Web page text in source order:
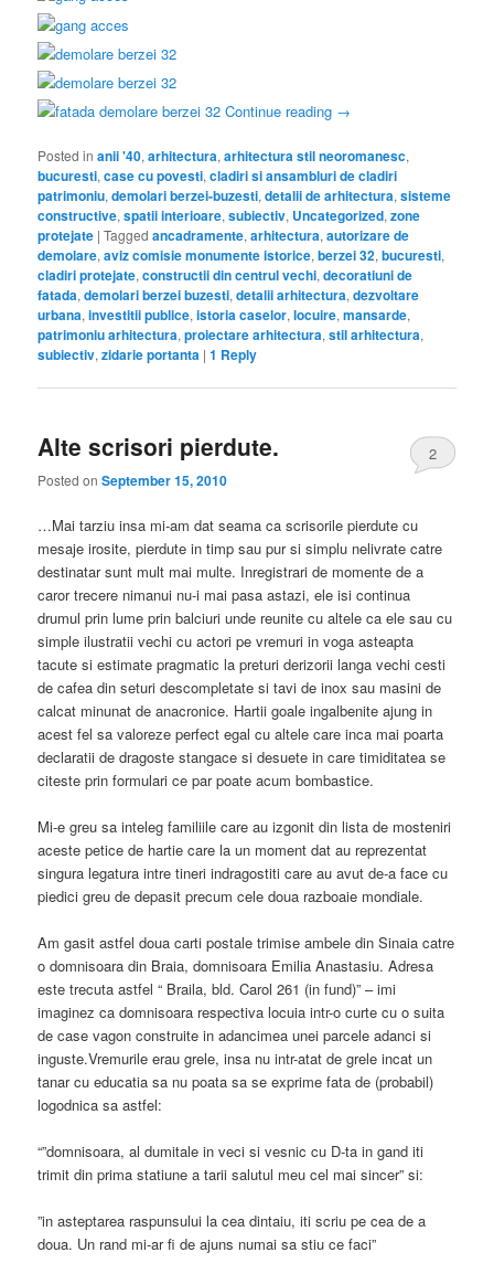
Continue reading →
Posted in anii '40,arhitectura,arhitectura stil neoromanesc,
bucuresti,case cu povesti,cladiri si ansambluri de cladiri
patrimoniu,demolari berzei-buzesti,detalii de arhitectura,sisteme
constructive,spatii interioare,subiectiv, Uncategorized,zone
protejate |Tagged ancadramente,arhitectura,autorizare de
demolare,aviz comisie monumente istorice,berzei 32,bucuresti,
cladiri protejate,constructii din centrul vechi,decoratiuni de
fatada,demolari berzei buzesti,detalii arhitectura,dezvoltare
urbana,investitii publice,istoria caselor,locuire,mansarde,
patrimoniu arhitectura,proiectare arhitectura,stil arhitectura,
subiectiv,zidarie portanta |1 Reply
Alte scrisori pierdute.
Posted onSeptember 15, 2010
2
…Mai tarziu insa mi-am dat seama ca scrisorile pierdute cu
mesaje irosite, pierdute in timp sau pur si simplu nelivrate catre
destinatar sunt mult mai multe. Inregistrari de momente de a
caror trecere nimanui nu-i mai pasa astazi, ele isi continua
drumul prin lume prin balciuri unde reunite cu altele ca ele sau cu
simple ilustratii vechi cu actori pe vremuri in voga asteapta
tacute si estimate pragmatic la preturi derizorii langa vechi cesti
de cafea din seturi descompletate si tavi de inox sau masini de
calcat minunat de anacronice. Hartii goale ingalbenite ajung in
acest fel sa valoreze perfect egal cu altele care inca mai poarta
declaratii de dragoste stangace si desuete in care timiditatea se
citeste prin formulari ce par poate acum bombastice.
Mi-e greu sa inteleg familiile care au izgonit din lista de mosteniri
aceste petice de hartie care la un moment dat au reprezentat
singura legatura intre tineri indragostiti care au avut de-a face cu
piedici greu de depasit precum cele doua razboaie mondiale.
Am gasit astfel doua carti postale trimise ambele din Sinaia catre
o domnisoara din Braia, domnisoara Emilia Anastasiu. Adresa
este trecuta astfel “ Braila, bld. Carol 261 (in fund)” – imi
imaginez ca domnisoara respectiva locuia intr-o curte cu o suita
de case vagon construite in adancimea unei parcele adanci si
inguste.Vremurile erau grele, insa nu intr-atat de grele incat un
tanar cu educatia sa nu poata sa se exprime fata de (probabil)
logodnica sa astfel:
“”domnisoara, al dumitale in veci si vesnic cu D-ta in gand iti
trimit din prima statiune a tarii salutul meu cel mai sincer” si:
”in asteptarea raspunsului la cea dintaiu, iti scriu pe cea de a
doua. Un rand mi-ar fi de ajuns numai sa stiu ce faci”